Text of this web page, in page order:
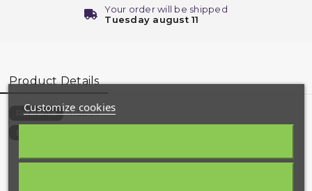
Your order will be shipped
Tuesday august 11
Product Details
Reference 4156-M
EAN13
Customize cookies